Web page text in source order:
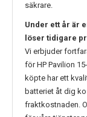
säkrare.
Under ett år är
löser tidigare
Vi erbjuder
förHP Pavilion
köpte har ett
batteriet åt dig
fraktkostnaden.